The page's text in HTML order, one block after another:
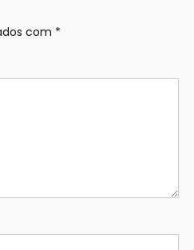
com *